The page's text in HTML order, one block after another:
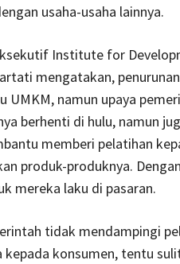
usaha-usaha lainnya.
Institute for
mengatakan,
UMKM, namun upaya
berhenti di hulu, namun
memberi pelatihan
produk-produknya.
mereka laku di pasaran.
tidak mendampingi
kepada konsumen, tentu